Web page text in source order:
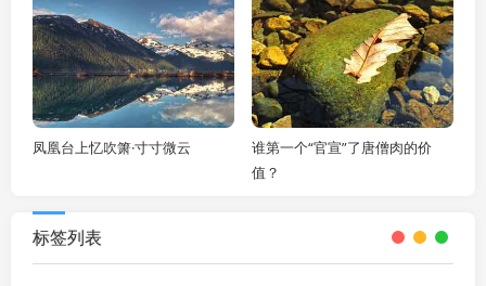
凤凰台上忆吹箫·寸寸微云
谁第一个“官宣”了唐僧肉的价
值？
标签列表